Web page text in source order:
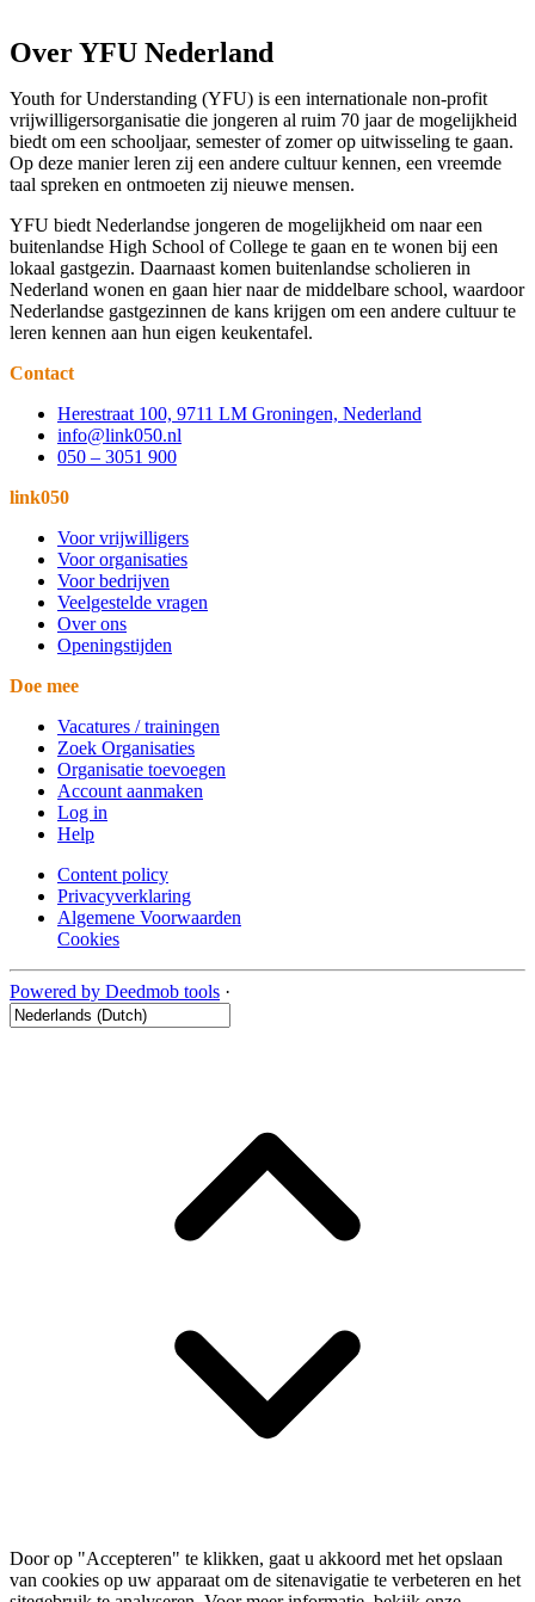
Over YFU Nederland
Youth for Understanding (YFU) is een internationale non-profit
vrijwilligersorganisatie die jongeren al ruim 70 jaar de mogelijkheid
biedt om een schooljaar, semester of zomer op uitwisseling te gaan.
Op deze manier leren zij een andere cultuur kennen, een vreemde
taal spreken en ontmoeten zij nieuwe mensen.
YFU biedt Nederlandse jongeren de mogelijkheid om naar een
buitenlandse High School of College te gaan en te wonen bij een
lokaal gastgezin. Daarnaast komen buitenlandse scholieren in
Nederland wonen en gaan hier naar de middelbare school, waardoor
Nederlandse gastgezinnen de kans krijgen om een andere cultuur te
leren kennen aan hun eigen keukentafel.
Contact
Herestraat 100, 9711 LM Groningen, Nederland
info@link050.nl
050 – 3051 900
link050
Voor vrijwilligers
Voor organisaties
Voor bedrijven
Veelgestelde vragen
Over ons
Openingstijden
Doe mee
Vacatures / trainingen
Zoek Organisaties
Organisatie toevoegen
Account aanmaken
Log in
Help
Content policy
Privacyverklaring
Algemene Voorwaarden
Cookies
Powered by Deedmob tools ·
Door op "Accepteren" te klikken, gaat u akkoord met het opslaan
van cookies op uw apparaat om de sitenavigatie te verbeteren en het